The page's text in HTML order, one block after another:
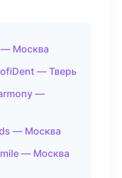
— Москва
— Тверь
—
— Москва
— Москва